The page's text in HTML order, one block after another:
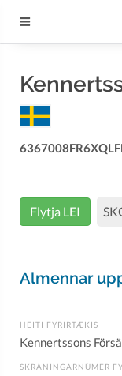
Flytja LEI
Almennar
HEITI FYRIRTÆKIS
Kennertssons
SKRÁNINGARNÚMER